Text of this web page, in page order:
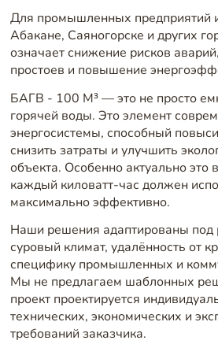
Для промышленных предприятий
Абакане, Саяногорске и других
означает снижение рисков
простоев и повышение
БАГВ - 100 М³ — это не просто
горячей воды. Это элемент
энергосистемы, способный
снизить затраты и улучшить
объекта. Особенно актуально это
каждый киловатт-час должен
максимально эффективно.
Наши решения адаптированы под
суровый климат, удалённость от
специфику промышленных и
Мы не предлагаем шаблонных
проект проектируется
технических, экономических и
требований заказчика.